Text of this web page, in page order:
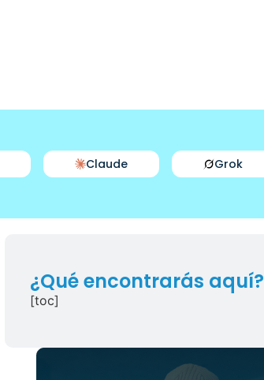
Claude Grok
¿Qué encontrarás aquí?
[toc]